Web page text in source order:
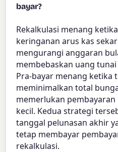
bayar?
Rekalkulasi menang
keringanan arus kas
mengurangi anggaran
membebaskan uang
Pra-bayar menang ketika
meminimalkan total
memerlukan
kecil. Kedua strategi
tanggal pelunasan akhir
tetap membayar
rekalkulasi.